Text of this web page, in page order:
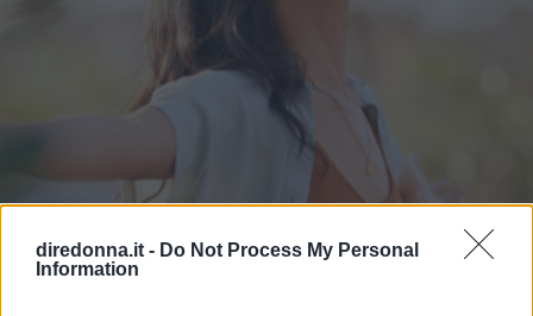
diredonna.it - Do Not Process My Personal
Information